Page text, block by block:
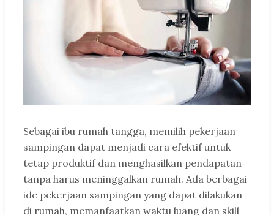
Sebagai ibu rumah tangga, memilih pekerjaan
sampingan dapat menjadi cara efektif untuk
tetap produktif dan menghasilkan pendapatan
tanpa harus meninggalkan rumah. Ada berbagai
ide pekerjaan sampingan yang dapat dilakukan
di rumah, memanfaatkan waktu luang dan skill